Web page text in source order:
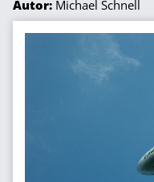
Autor: Michael Schnell